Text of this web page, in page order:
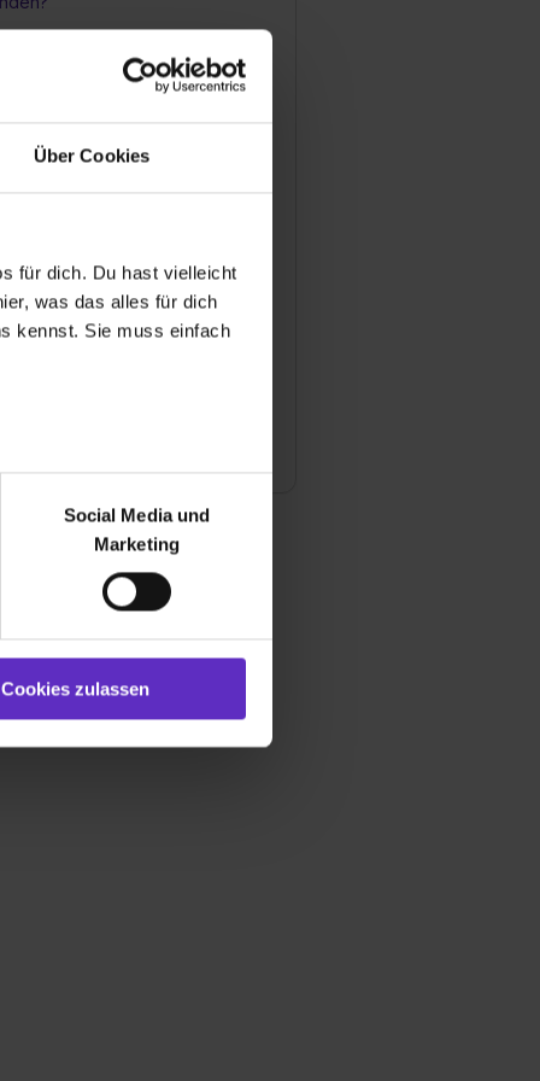
Über Cookies
für dich. Du hast vielleicht
was das alles für dich
kennst. Sie muss einfach
bei Benutzung der
zu analysieren
soziale Medien, Werbung
Marketing“). Unsere
bereitgestellt hast oder die
auch damit
und hierfür
du nur bestimmte
erlauben“. Die
dem Punkt
du durch Klick auf
Social Media und
Marketing
Cookies zulassen
meiner Ausbildung
(m/w/d) schon
arbeiten?